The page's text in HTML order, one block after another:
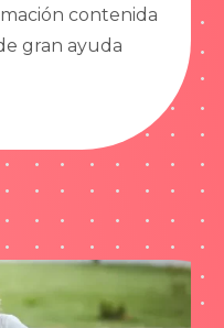
contenida
gran ayuda